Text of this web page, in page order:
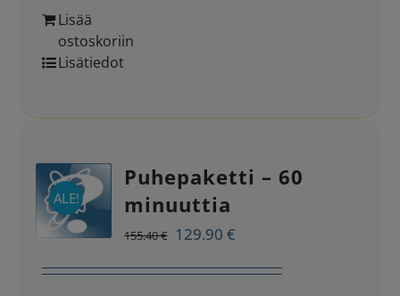
Lisää
ostoskoriin
Lisätiedot
ALE!
Puhepaketti – 60
minuuttia
155.40€ Alkuperäinen
hinta
129.90€
hinta